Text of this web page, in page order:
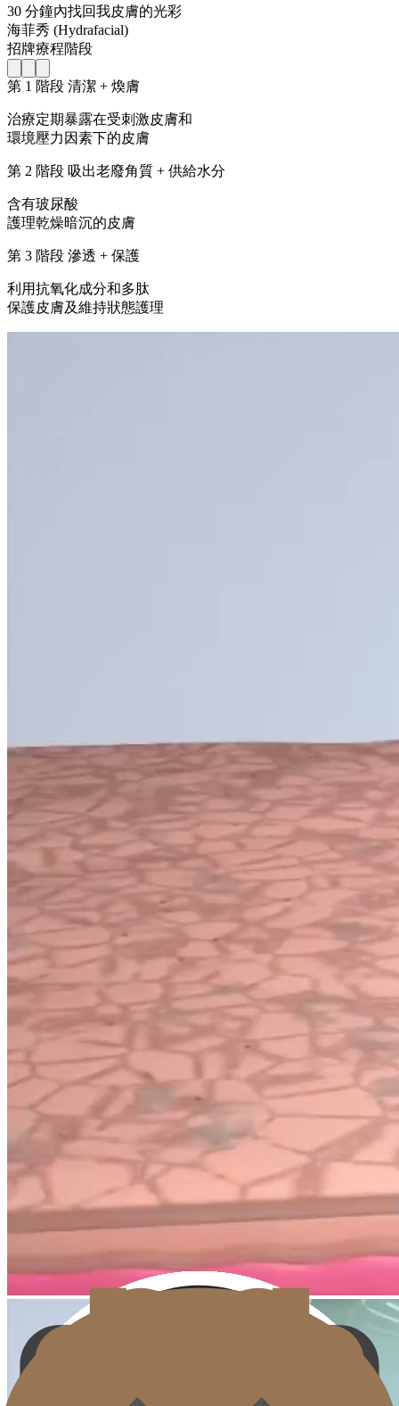
30 分鐘內找回我皮膚的光彩
海菲秀 (Hydrafacial)
招牌療程階段
第 1 階段 清潔 + 煥膚
治療定期暴露在受刺激皮膚和
環境壓力因素下的皮膚
第 2 階段 吸出老廢角質 + 供給水分
含有玻尿酸
護理乾燥暗沉的皮膚
第 3 階段 滲透 + 保護
利用抗氧化成分和多肽
保護皮膚及維持狀態護理